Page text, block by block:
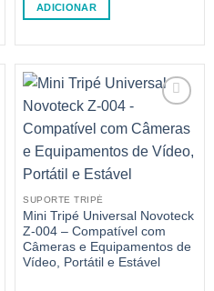
ADICIONAR
SUPORTE TRIPÉ
Mini Tripé Universal Novoteck
Z-004 – Compatível com
Câmeras e Equipamentos de
Vídeo, Portátil e Estável